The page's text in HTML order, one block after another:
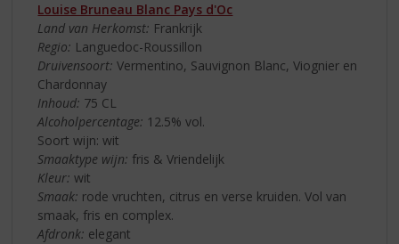
Louise Bruneau Blanc Pays d'Oc
Land van Herkomst: Frankrijk
Regio: Languedoc-Roussillon
Druivensoort: Vermentino, Sauvignon Blanc, Viognier en
Chardonnay
Inhoud: 75 CL
Alcoholpercentage: 12.5% vol.
Soort wijn: wit
Smaaktype wijn: fris & Vriendelijk
Kleur: wit
Smaak: rode vruchten, citrus en verse kruiden. Vol van
smaak, fris en complex.
Afdronk: elegant